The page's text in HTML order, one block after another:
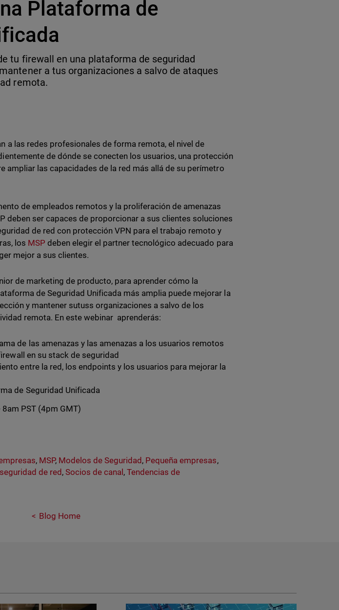
Plataforma de
tu firewall en una plataforma de seguridad
a tus organizaciones a salvo de ataques
remota.
a las redes profesionales de forma remota, el nivel de
de dónde se conecten los usuarios, una protección
ampliar las capacidades de la red más allá de su perímetro
de empleados remotos y la proliferación de amenazas
deben ser capaces de proporcionar a sus clientes soluciones
de red con protección VPN para el trabajo remoto y
los MSP deben elegir el partner tecnológico adecuado para
mejor a sus clientes.
de marketing de producto, para aprender cómo la
de Seguridad Unificada más amplia puede mejorar la
y mantener sutuss organizaciones a salvo de los
remota. En este webinar aprenderás:
de las amenazas y las amenazas a los usuarios remotos
en su stack de seguridad
entre la red, los endpoints y los usuarios para mejorar la
de Seguridad Unificada
PST (4pm GMT)
, MSP, Modelos de Seguridad , Pequeña empresas,
de red, Socios de canal ,Tendencias de
Blog Home